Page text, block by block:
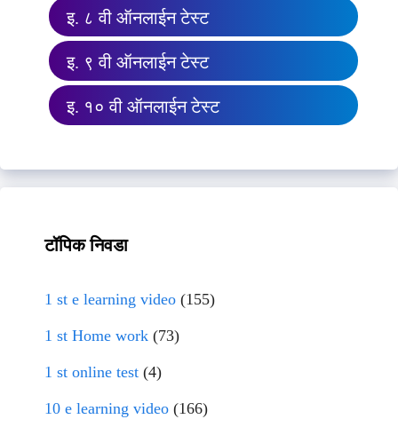
इ. ८ वी ऑनलाईन टेस्ट
इ. ९ वी ऑनलाईन टेस्ट
इ. १० वी ऑनलाईन टेस्ट
टॉपिक निवडा
1 st e learning video (155)
1 st Home work (73)
1 st online test (4)
10 e learning video (166)